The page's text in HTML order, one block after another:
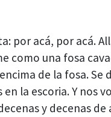
por acá, por acá.
como una fosa
de la fosa.
la escoria. Y nos
y decenas